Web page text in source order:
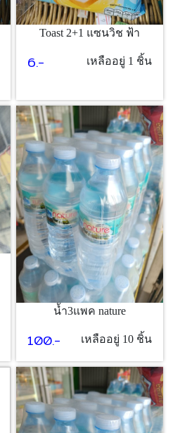
Toast 2+1 แซนวิช ฟ้า
6.- เหลืออยู่ 1 ชิ้น
น้ำ3แพค nature
100.- เหลืออยู่ 10 ชิ้น